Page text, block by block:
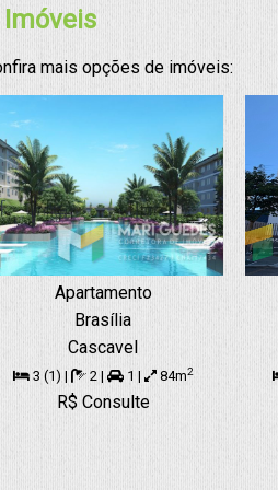
mais opções de imóveis:
Apartamento
Brasília
Cascavel
3 (1) | 2 | 1 | 84m2
R$ Consulte